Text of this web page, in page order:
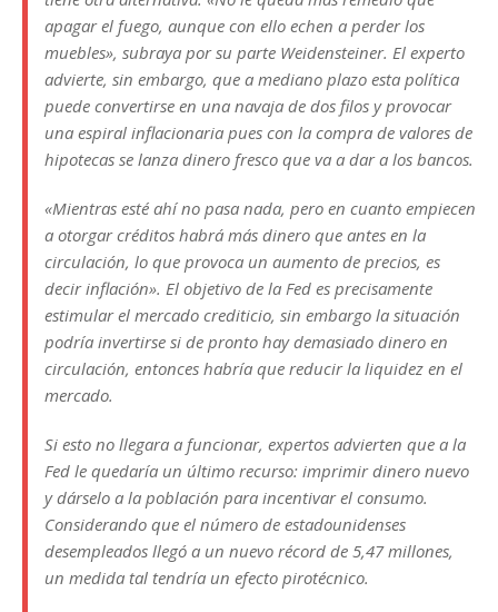
apagar el fuego, aunque con ello echen a perder los
muebles», subraya por su parte Weidensteiner. El experto
advierte, sin embargo, que a mediano plazo esta política
puede convertirse en una navaja de dos filos y provocar
una espiral inflacionaria pues con la compra de valores de
hipotecas se lanza dinero fresco que va a dar a los bancos.
«Mientras esté ahí no pasa nada, pero en cuanto empiecen
a otorgar créditos habrá más dinero que antes en la
circulación, lo que provoca un aumento de precios, es
decir inflación». El objetivo de la Fed es precisamente
estimular el mercado crediticio, sin embargo la situación
podría invertirse si de pronto hay demasiado dinero en
circulación, entonces habría que reducir la liquidez en el
mercado.
Si esto no llegara a funcionar, expertos advierten que a la
Fed le quedaría un último recurso: imprimir dinero nuevo
y dárselo a la población para incentivar el consumo.
Considerando que el número de estadounidenses
desempleados llegó a un nuevo récord de 5,47 millones,
un medida tal tendría un efecto pirotécnico.